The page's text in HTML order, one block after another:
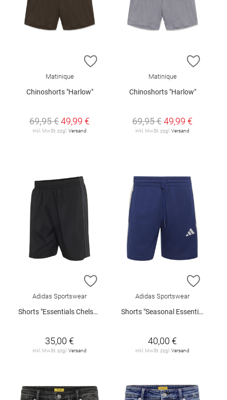
ZUR WUNSCHLISTE HINZUFÜGEN
Matinique
Chinoshorts "Harlow"
69,95 €49,99 €
inkl. MwSt. zzgl.Versand
ZUR
Matinique
Chinoshorts "Harlow"
69,95 €49,99 €
inkl. MwSt. zzgl.Versand
ZUR WUNSCHLISTE HINZUFÜGEN
Adidas Sportswear
Shorts "Essentials Chelsea Lite"
35,00 €
inkl. MwSt. zzgl. Versand
ZUR
Adidas Sportswear
Shorts "Seasonal Essentials"
40,00 €
inkl. MwSt. zzgl. Versand